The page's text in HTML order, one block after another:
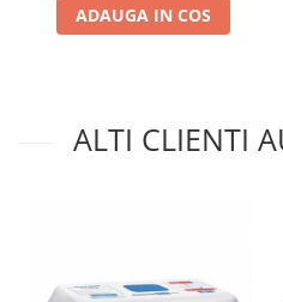
ADAUGA IN COS
ALTI CLIENTI